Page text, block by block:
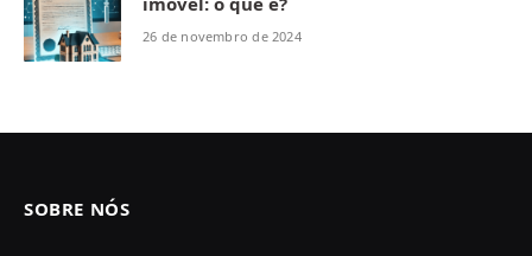
26 de novembro de 2024
SOBRE NÓS